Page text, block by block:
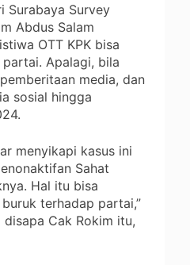
Surabaya Survey
Abdus Salam
OTT KPK bisa
Apalagi, bila
media, dan
sosial hingga
menyikapi kasus ini
Sahat
Hal itu bisa
terhadap partai,”
Cak Rokim itu,